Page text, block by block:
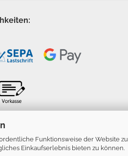
Funktionsweise der Website zu
Einkaufserlebnis bieten zu können.